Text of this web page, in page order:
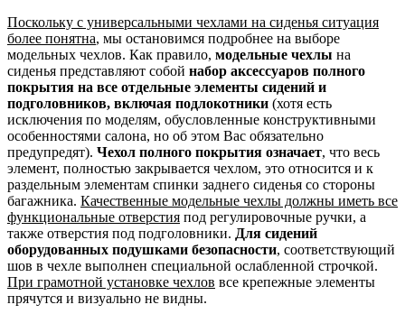
Поскольку с универсальными чехлами на сиденья ситуация
более понятна, мы остановимся подробнее на выборе
модельных чехлов. Как правило, модельные чехлы на
сиденья представляют собой набор аксессуаров полного
покрытия на все отдельные элементы сидений и
подголовников, включая подлокотники (хотя есть
исключения по моделям, обусловленные конструктивными
особенностями салона, но об этом Вас обязательно
предупредят). Чехол полного покрытия означает, что весь
элемент, полностью закрывается чехлом, это относится и к
раздельным элементам спинки заднего сиденья со стороны
багажника. Качественные модельные чехлы должны иметь все
функциональные отверстия под регулировочные ручки, а
также отверстия под подголовники. Для сидений
оборудованных подушками безопасности, соответствующий
шов в чехле выполнен специальной ослабленной строчкой.
При грамотной установке чехлов все крепежные элементы
прячутся и визуально не видны.